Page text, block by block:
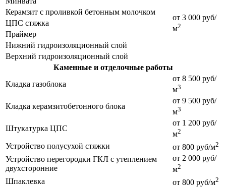
от 3 000 руб/
м2
Керамзит с проливкой бетонным молочком
ЦПС стяжка
Праймер
Нижний гидроизоляционный слой
Верхний гидроизоляционный слой
Каменные и отделочные работы
Кладка газоблока
от 8 500 руб/
м3
Кладка керамзитобетонного блока
от 9 500 руб/
м3
Штукатурка ЦПС
от 1 200 руб/
м2
Устройство полусухой стяжки от 800 руб/м2
Устройство перегородки ГКЛ с утеплением
двухсторонние
от 2 000 руб/
м2
Шпаклевка от 800 руб/м2